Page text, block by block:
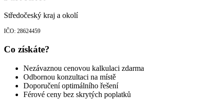
Středočeský kraj a okolí
IČO: 28624459
Co získáte?
Nezávaznou cenovou kalkulaci zdarma
Odbornou konzultaci na místě
Doporučení optimálního řešení
Férové ceny bez skrytých poplatků